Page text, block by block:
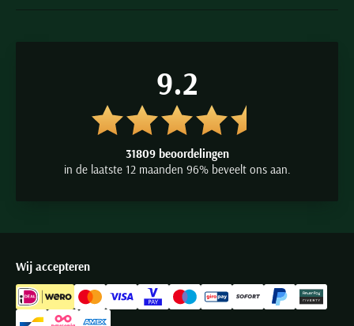
9.2
31809 beoordelingen
in de laatste 12 maanden 96% beveelt ons aan.
Wij accepteren